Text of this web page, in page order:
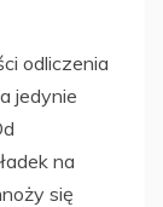
odliczenia
jedynie
na
się